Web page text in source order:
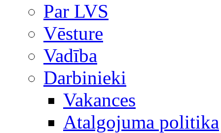
Par LVS
Vēsture
Vadība
Darbinieki
Vakances
Atalgojuma politika